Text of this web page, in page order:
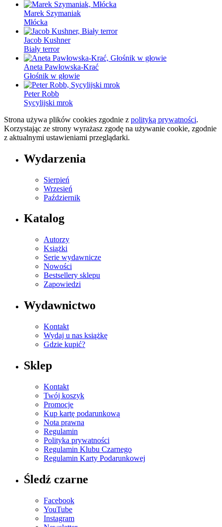
Marek Szymaniak
Młócka
Jacob Kushner
Biały terror
Aneta Pawłowska-Krać
Głośnik w głowie
Peter Robb
Sycylijski mrok
Strona używa plików cookies zgodnie z polityką prywatności.
Korzystając ze strony wyrażasz zgodę na używanie cookie, zgodnie
z aktualnymi ustawieniami przeglądarki.
Wydarzenia
Sierpień
Wrzesień
Październik
Katalog
Autorzy
Książki
Serie wydawnicze
Nowości
Bestsellery sklepu
Zapowiedzi
Wydawnictwo
Kontakt
Wydaj u nas książkę
Gdzie kupić?
Sklep
Kontakt
Twój koszyk
Promocje
Kup kartę podarunkową
Nota prawna
Regulamin
Polityka prywatności
Regulamin Klubu Czarnego
Regulamin Karty Podarunkowej
Śledź czarne
Facebook
YouTube
Instagram